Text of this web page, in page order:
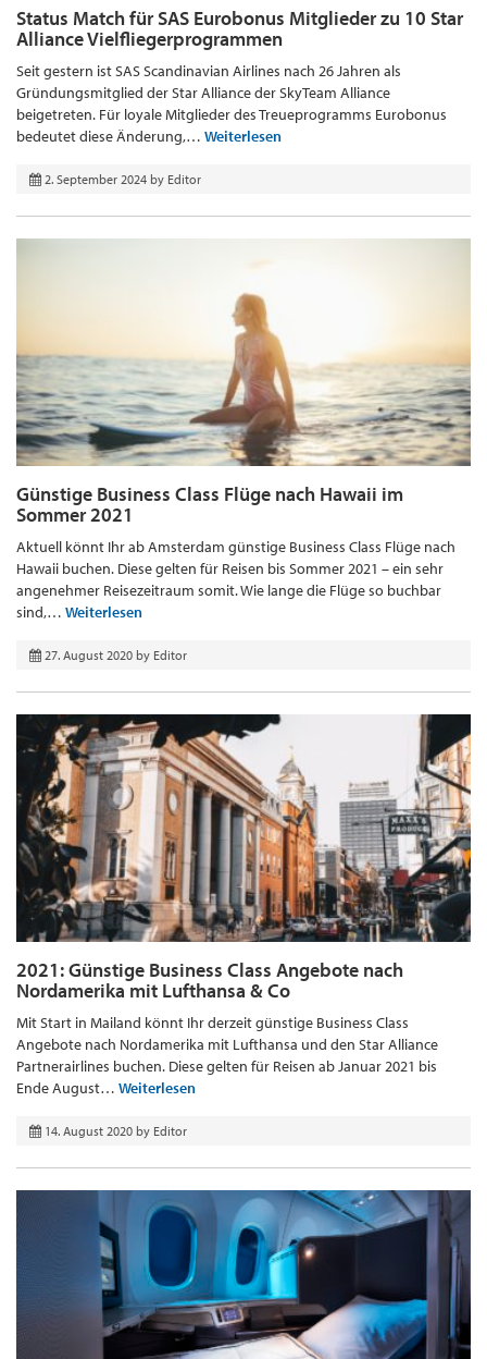
Status Match für SAS Eurobonus Mitglieder zu 10 Star
Alliance Vielfliegerprogrammen
Seit gestern ist SAS Scandinavian Airlines nach 26 Jahren als
Gründungsmitglied der Star Alliance der SkyTeam Alliance
beigetreten. Für loyale Mitglieder des Treueprogramms Eurobonus
bedeutet diese Änderung,… Weiterlesen
2. September 2024 by Editor
Günstige Business Class Flüge nach Hawaii im
Sommer 2021
Aktuell könnt Ihr ab Amsterdam günstige Business Class Flüge nach
Hawaii buchen. Diese gelten für Reisen bis Sommer 2021 – ein sehr
angenehmer Reisezeitraum somit. Wie lange die Flüge so buchbar
sind,… Weiterlesen
27. August 2020 by Editor
2021: Günstige Business Class Angebote nach
Nordamerika mit Lufthansa & Co
Mit Start in Mailand könnt Ihr derzeit günstige Business Class
Angebote nach Nordamerika mit Lufthansa und den Star Alliance
Partnerairlines buchen. Diese gelten für Reisen ab Januar 2021 bis
Ende August… Weiterlesen
14. August 2020 by Editor